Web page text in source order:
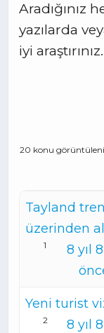
Aradığınız
yazılarda
iyi araştırınız.
20 konu
Tayland
üzerinden
1
8 yıl
Yeni turist
2
8 yıl